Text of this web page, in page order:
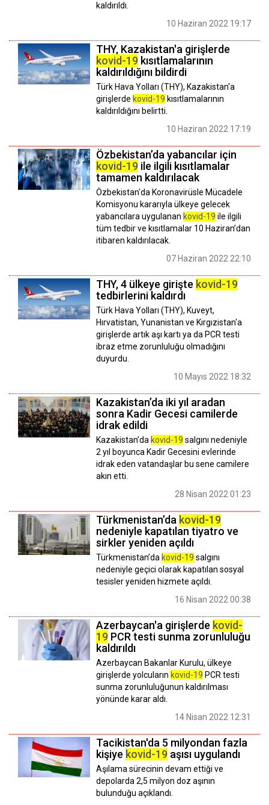
kaldırıldı.
10 Haziran 2022 19:17
THY, Kazakistan'a girişlerde
kovid-19 kısıtlamalarının
kaldırıldığını bildirdi
Türk Hava Yolları (THY), Kazakistan'a
girişlerde kovid-19 kısıtlamalarının
kaldırıldığını belirtti.
10 Haziran 2022 17:19
Özbekistan’da yabancılar için
kovid-19 ile ilgili kısıtlamalar
tamamen kaldırılacak
Özbekistan'da Koronavirüsle Mücadele
Komisyonu kararıyla ülkeye gelecek
yabancılara uygulanan kovid-19 ile ilgili
tüm tedbir ve kısıtlamalar 10 Haziran’dan
itibaren kaldırılacak.
07 Haziran 2022 22:10
THY, 4 ülkeye girişte kovid-19
tedbirlerini kaldırdı
Türk Hava Yolları (THY), Kuveyt,
Hırvatistan, Yunanistan ve Kırgızistan'a
girişlerde artık aşı kartı ya da PCR testi
ibraz etme zorunluluğu olmadığını
duyurdu.
10 Mayıs 2022 18:32
Kazakistan’da iki yıl aradan
sonra Kadir Gecesi camilerde
idrak edildi
Kazakistan’da kovid-19 salgını nedeniyle
2 yıl boyunca Kadir Gecesini evlerinde
idrak eden vatandaşlar bu sene camilere
akın etti.
28 Nisan 2022 01:23
Türkmenistan’da kovid-19
nedeniyle kapatılan tiyatro ve
sirkler yeniden açıldı
Türkmenistan’da kovid-19 salgını
nedeniyle geçici olarak kapatılan sosyal
tesisler yeniden hizmete açıldı.
16 Nisan 2022 00:38
Azerbaycan'a girişlerde kovid-
19 PCR testi sunma zorunluluğu
kaldırıldı
Azerbaycan Bakanlar Kurulu, ülkeye
girişlerde yolcuların kovid-19 PCR testi
sunma zorunluluğunun kaldırılması
yönünde karar aldı.
14 Nisan 2022 12:31
Tacikistan'da 5 milyondan fazla
kişiye kovid-19 aşısı uygulandı
Aşılama sürecinin devam ettiği ve
depolarda 2,5 milyon doz aşının
bulunduğu açıklandı.